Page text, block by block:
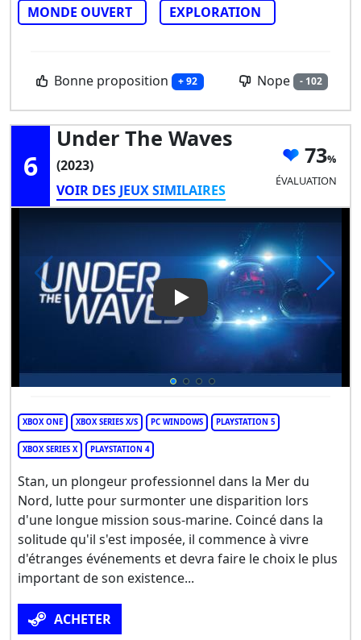
MONDE OUVERT
EXPLORATION
Bonne proposition + 92 Nope - 102
6
Under The Waves
(2023)
VOIR DES JEUX SIMILAIRES
73
ÉVALUATION
Play Video: Under the Waves
XBOX ONE XBOX SERIES X/S PC WINDOWS PLAYSTATION 5
XBOX SERIES X PLAYSTATION 4
Stan, un plongeur professionnel dans la Mer du
Nord, lutte pour surmonter une disparition lors
d'une longue mission sous-marine. Coincé dans la
solitude qu'il s'est imposée, il commence à vivre
d'étranges événements et devra faire le choix le plus
important de son existence...
ACHETER